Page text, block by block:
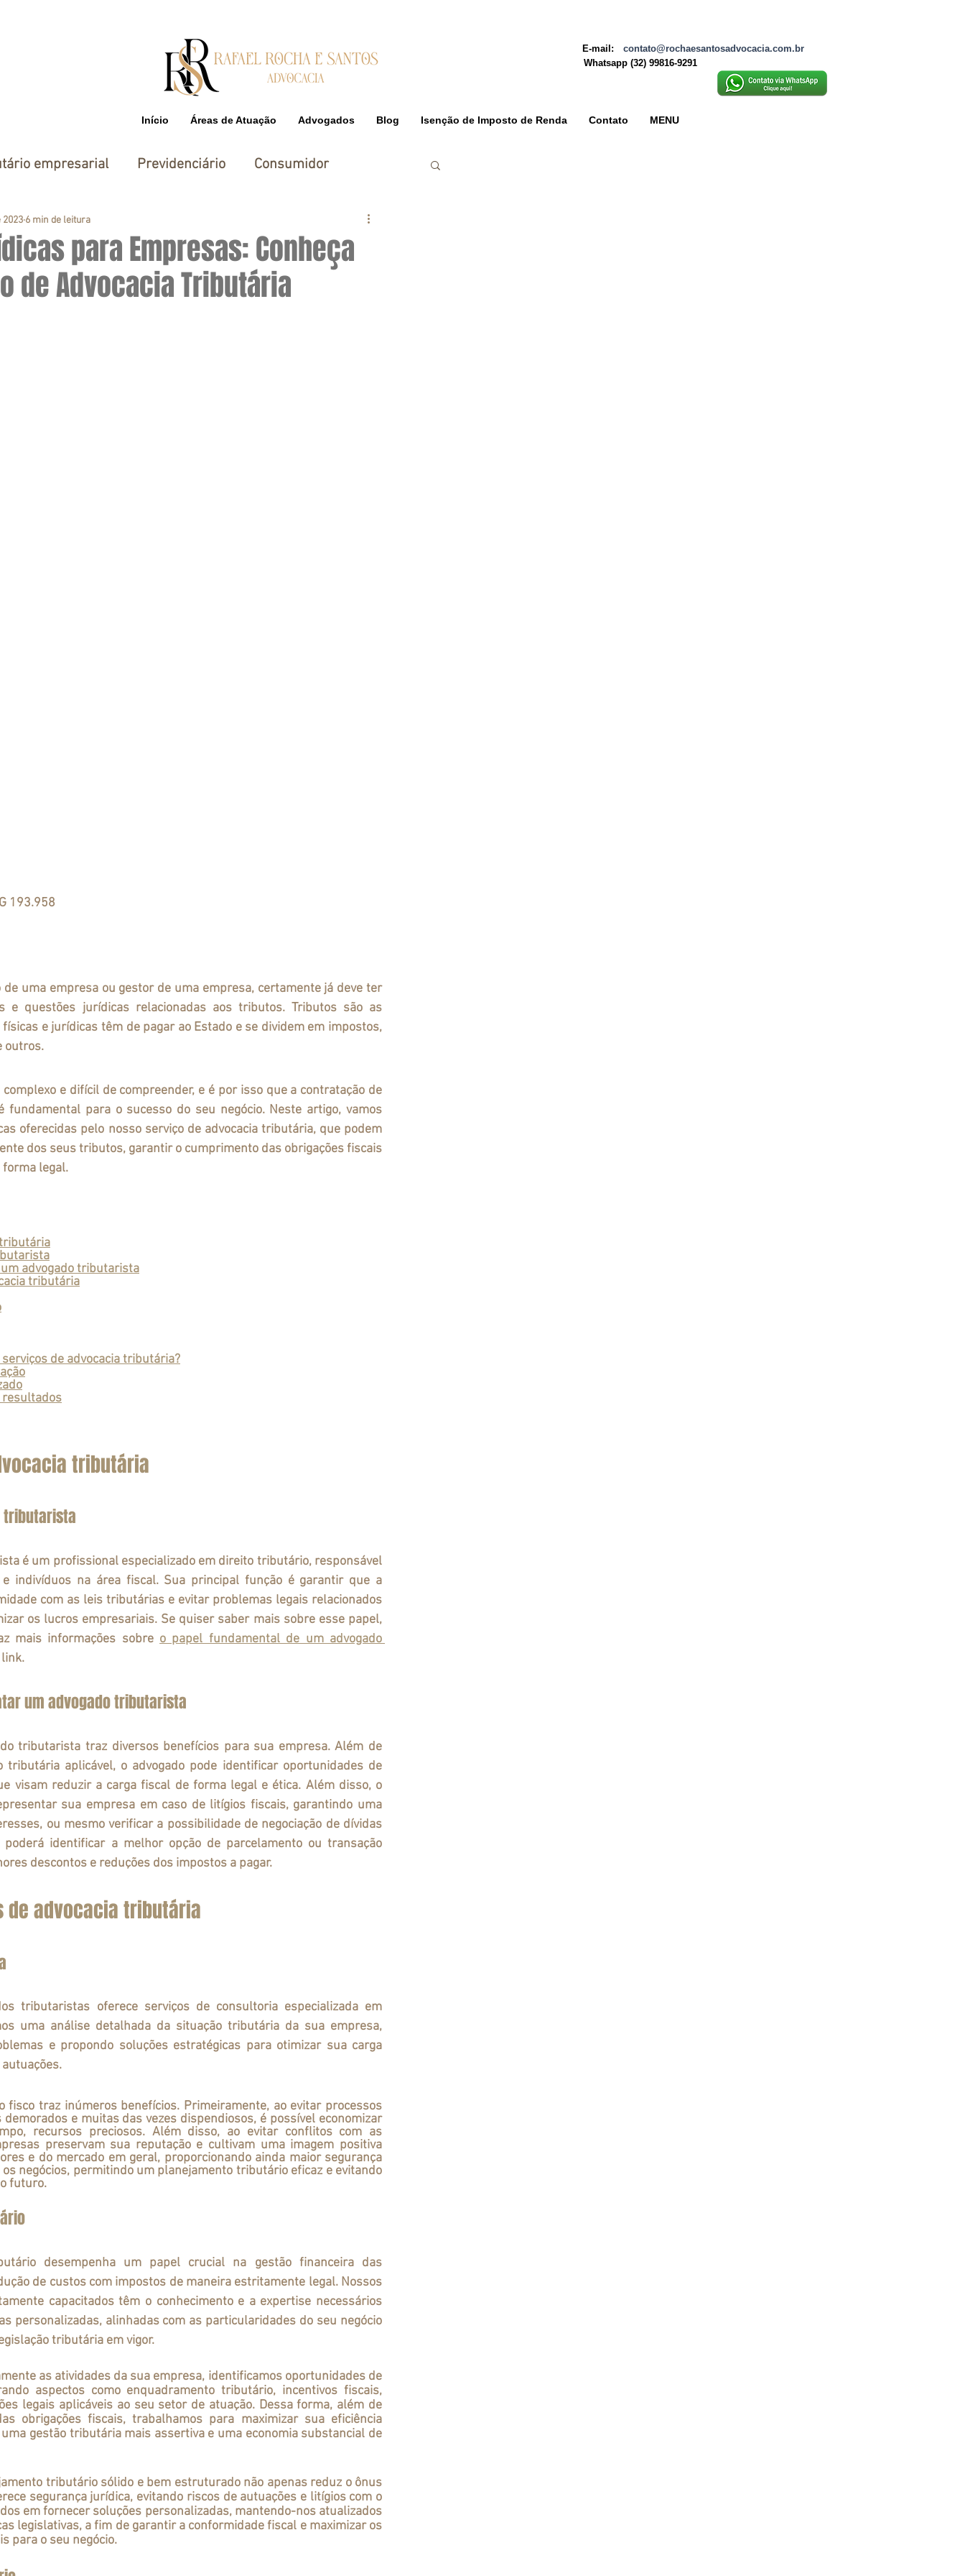
E-mail:
contato@rochaesantosadvocacia.com.br
Whatsapp (32) 99816-9291
Início Áreas de Atuação Advogados Blog Isenção de Imposto de Renda Contato MENU
empresarial Previdenciário Consumidor
Civil e Imobiliário
para Empresas: Conheça
de Advocacia Tributária
2023 6 min de leitura
193.958
e questões jurídicas relacionadas aos tributos. Tributos são as
e jurídicas têm de pagar ao Estado e se dividem em impostos,
outros.
fundamental para o sucesso do seu negócio. Neste artigo, vamos
oferecidas pelo nosso serviço de advocacia tributária, que podem
dos seus tributos, garantir o cumprimento das obrigações fiscais
legal.
advogado tributarista
tributária
de advocacia tributária?
resultados
tributária
tributarista
indivíduos na área fiscal. Sua principal função é garantir que a
com as leis tributárias e evitar problemas legais relacionados
os lucros empresariais. Se quiser saber mais sobre esse papel,
mais informações sobre o papel fundamental de um advogado
um advogado tributarista
tributária aplicável, o advogado pode identificar oportunidades de
visam reduzir a carga fiscal de forma legal e ética. Além disso, o
sua empresa em caso de litígios fiscais, garantindo uma
ou mesmo verificar a possibilidade de negociação de dívidas
identificar a melhor opção de parcelamento ou transação
descontos e reduções dos impostos a pagar.
de advocacia tributária
tributaristas oferece serviços de consultoria especializada em
uma análise detalhada da situação tributária da sua empresa,
e propondo soluções estratégicas para otimizar sua carga
e muitas das vezes dispendiosos, é possível economizar
recursos preciosos. Além disso, ao evitar conflitos com as
preservam sua reputação e cultivam uma imagem positiva
e do mercado em geral, proporcionando ainda maior segurança
negócios, permitindo um planejamento tributário eficaz e evitando
futuro.
de custos com impostos de maneira estritamente legal. Nossos
capacitados têm o conhecimento e a expertise necessários
personalizadas, alinhadas com as particularidades do seu negócio
tributária em vigor.
aspectos como enquadramento tributário, incentivos fiscais,
legais aplicáveis ao seu setor de atuação. Dessa forma, além de
obrigações fiscais, trabalhamos para maximizar sua eficiência
gestão tributária mais assertiva e uma economia substancial de
segurança jurídica, evitando riscos de autuações e litígios com o
em fornecer soluções personalizadas, mantendo-nos atualizados
legislativas, a fim de garantir a conformidade fiscal e maximizar os
para o seu negócio.